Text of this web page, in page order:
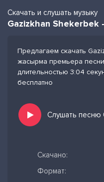
Скачать и слушать музыку
Gazizkhan
Предлагаем скачать
жасырма премьера
длительностью 3:04
бесплатно
Скачано:
Формат: